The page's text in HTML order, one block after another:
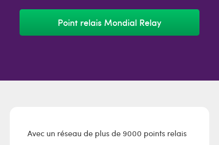
Point relais Mondial Relay
Avec un réseau de plus de 9000 points relais